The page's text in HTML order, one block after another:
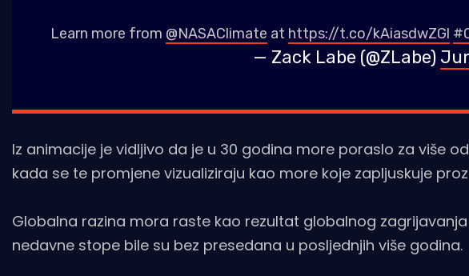
Learn more from @NASAClimate at https://t.co/kAiasdwZGl
— Zack Labe (@ZLabe)
Iz animacije je vidljivo da je u 30 godina more poraslo za više
kada se te promjene vizualiziraju kao more koje zapljuskuje
Globalna razina mora raste kao rezultat globalnog
nedavne stope bile su bez presedana u posljednjih više godina.